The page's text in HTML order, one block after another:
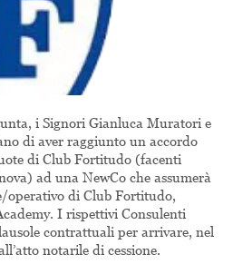
i Signori Gianluca Muratori e
di aver raggiunto un accordo
di Club Fortitudo (facenti
ad una NewCo che assumerà
operativo di Club Fortitudo,
I rispettivi Consulenti
contrattuali per arrivare, nel
notarile di cessione.